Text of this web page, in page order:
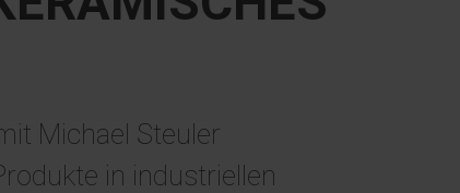
Michael Steuler
in industriellen